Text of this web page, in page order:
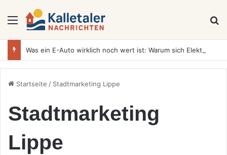
Menü
Startseite / Stadtmarketing Lippe
Stadtmarketing
Lippe